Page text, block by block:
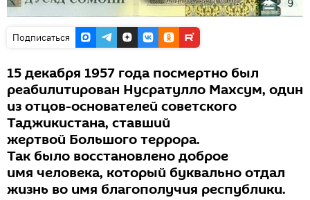
Подписаться
15 декабря 1957 года посмертно был
реабилитирован Нусратулло Махсум, один
из отцов-основателей советского
Таджикистана, ставший
жертвой Большого террора.
Так было восстановлено доброе
имя человека, который буквально отдал
жизнь во имя благополучия республики.